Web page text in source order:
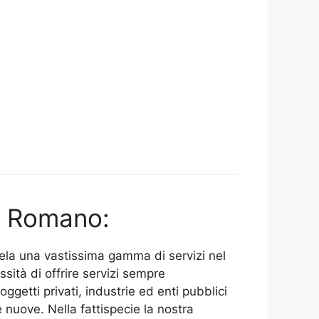
una vastissima gamma di servizi nel
di offrire servizi sempre
privati, industrie ed enti pubblici
Nella fattispecie la nostra